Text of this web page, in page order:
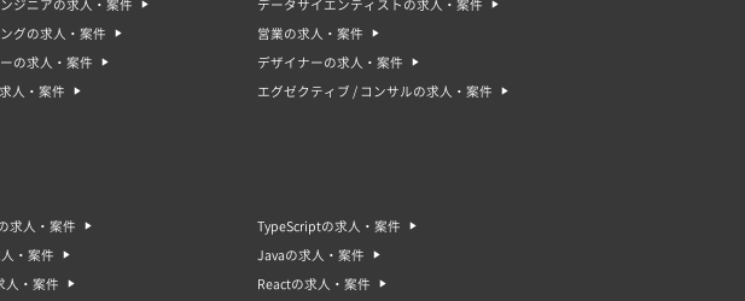
ジニアの求人・案件 データサイエンティストの求人・案件
グの求人・案件 営業の求人・案件
の求人・案件 デザイナーの求人・案件
人・案件 エグゼクティブ / コンサルの求人・案件
求人・案件 TypeScriptの求人・案件
・案件 Javaの求人・案件
人・案件 Reactの求人・案件